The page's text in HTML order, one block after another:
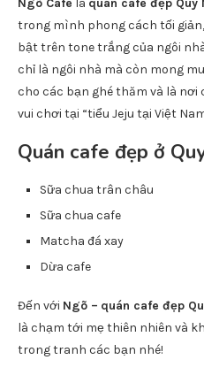
Chất lượng nước uống ở
đây cafe và những loại nước
Ngõ Cafe – Quán Cafe
Ngõ Cafelàquán cafe đẹp Quy
trong mình phong cách tối
chỉ là ngôi nhà mà còn mong
cho các bạn ghé thăm và là nơi
vui chơi tại “tiểu Jeju tại Việt